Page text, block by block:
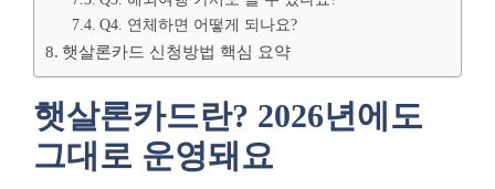
Q4. 연체하면 어떻게 되나요?
햇살론카드 신청방법 핵심 요약
햇살론카드란? 2026년에도
그대로 운영돼요